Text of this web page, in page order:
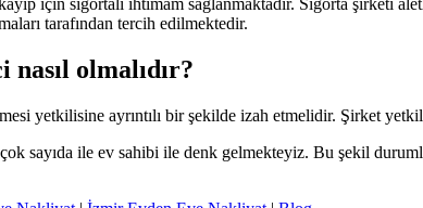
için sigortalı ihtimam sağlanmaktadır. Sigorta şirketi
tarafından tercih edilmektedir.
nasıl olmalıdır?
yetkilisine ayrıntılı bir şekilde izah etmelidir. Şirket
sayıda ile ev sahibi ile denk gelmekteyiz. Bu şekil